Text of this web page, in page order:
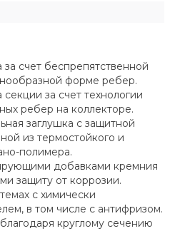
счет беспрепятственной
форме ребер.
за счет технологии
ребер на коллекторе.
заглушка с защитной
из термостойкого и
полимера.
добавками кремния
защиту от коррозии.
с химически
в том числе с антифризом.
круглому сечению